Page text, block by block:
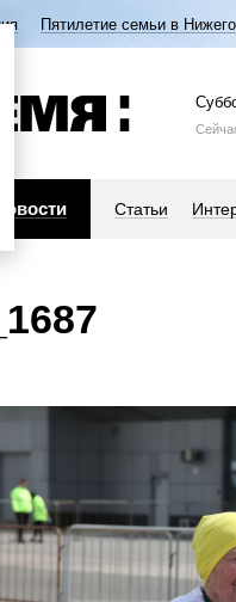
Пятилетие семьи в
Новости Статьи